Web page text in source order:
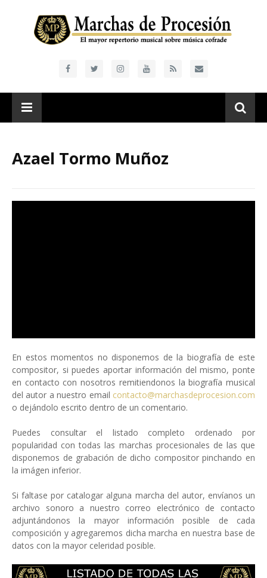
Azael Tormo Muñoz
En estos momentos no disponemos de la biografía de este
compositor, si puedes aportar información del mismo, ponte
en contacto con nosotros remitiendonos la biografía musical
del autor a nuestro email contacto@marchasdeprocesion.com
o dejándolo escrito dentro de un comentario.
Puedes consultar el listado completo ordenado por
popularidad con todas las marchas procesionales de las que
disponemos de grabación de dicho compositor pinchando en
la imágen inferior.
Si faltase por catalogar alguna marcha del autor, envíanos un
archivo sonoro a nuestro correo electrónico de contacto
adjuntándonos la mayor información posible de cada
composición y agregaremos dicha marcha en nuestra base de
datos con la mayor celeridad posible.